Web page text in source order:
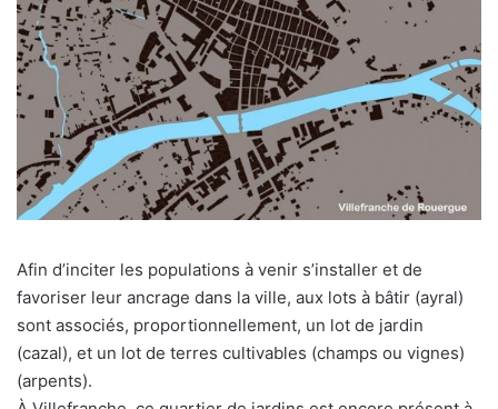
Afin d’inciter les populations à venir s’installer et de
favoriser leur ancrage dans la ville, aux lots à bâtir (ayral)
sont associés, proportionnellement, un lot de jardin
(cazal), et un lot de terres cultivables (champs ou vignes)
(arpents).